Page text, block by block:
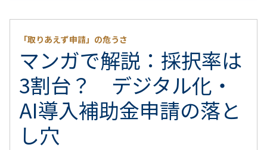
マンガで解説：採択率は
3割台？ デジタル化・
AI導入補助金申請の落と
し穴
「取りあえず申請」の危うさ